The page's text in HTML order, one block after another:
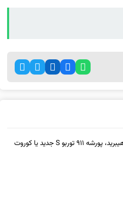
نبرد اسطوره‌ها در دنیای هیبرید، پورشه ۹۱۱ توربو S جدید یا کوروت